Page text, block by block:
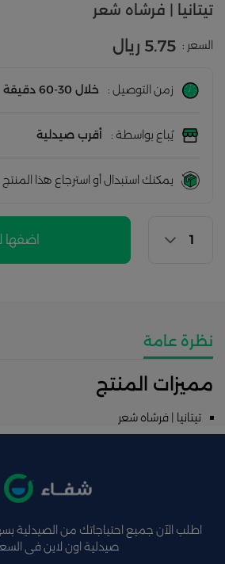
تيتانيا | فرشاه شعر
السعر : 5.75 ريال
زمن التوصيل : خلال 30-60 دقيقة
يُباع بواسطة : أقرب صيدلية
يمكنك استبدال أو استرجاع هذا المنتج
اضفها
نظرة عامة
مميزات المنتج
تيتانيا | فرشاه شعر
اطلب الآن جميع احتياجاتك من الصيدلية
صيدلية اون لاين فى